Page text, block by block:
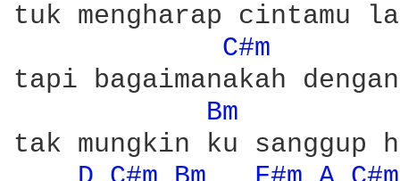
tuk mengharap cintamu
C#m
tapi bagaimanakah
Bm
tak mungkin ku